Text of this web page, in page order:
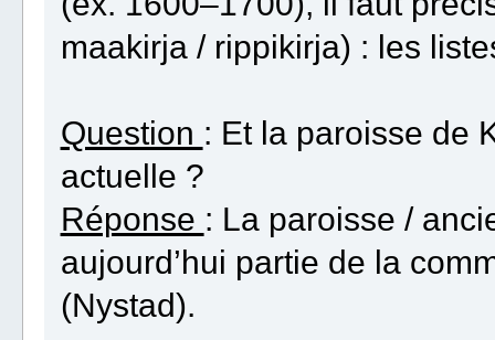
maakirja / rippikirja) : les
Question : Et la paroisse de
actuelle ?
Réponse : La paroisse /
aujourd’hui partie de la
(Nystad).